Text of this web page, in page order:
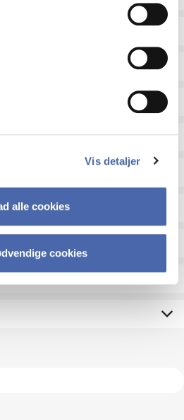
Vis detaljer
alle cookies
cookies